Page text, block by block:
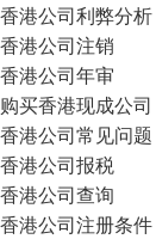
香港公司利弊分析
香港公司注销
香港公司年审
购买香港现成公司
香港公司常见问题
香港公司报税
香港公司查询
香港公司注册条件